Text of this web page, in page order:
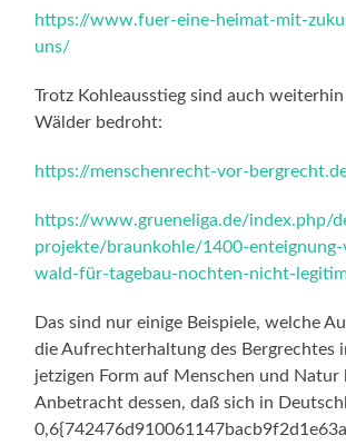
https://www.fuer-eine-heimat-mit-
uns/
Trotz Kohleausstieg sind auch
Wälder bedroht:
https://menschenrecht-vor-
https://www.grueneliga.de/index.php/
projekte/braunkohle/1400-
wald-für-tagebau-nochten-nicht-
Das sind nur einige Beispiele, welche
die Aufrechterhaltung des Bergrechtes
jetzigen Form auf Menschen und Natur
Anbetracht dessen, daß sich in